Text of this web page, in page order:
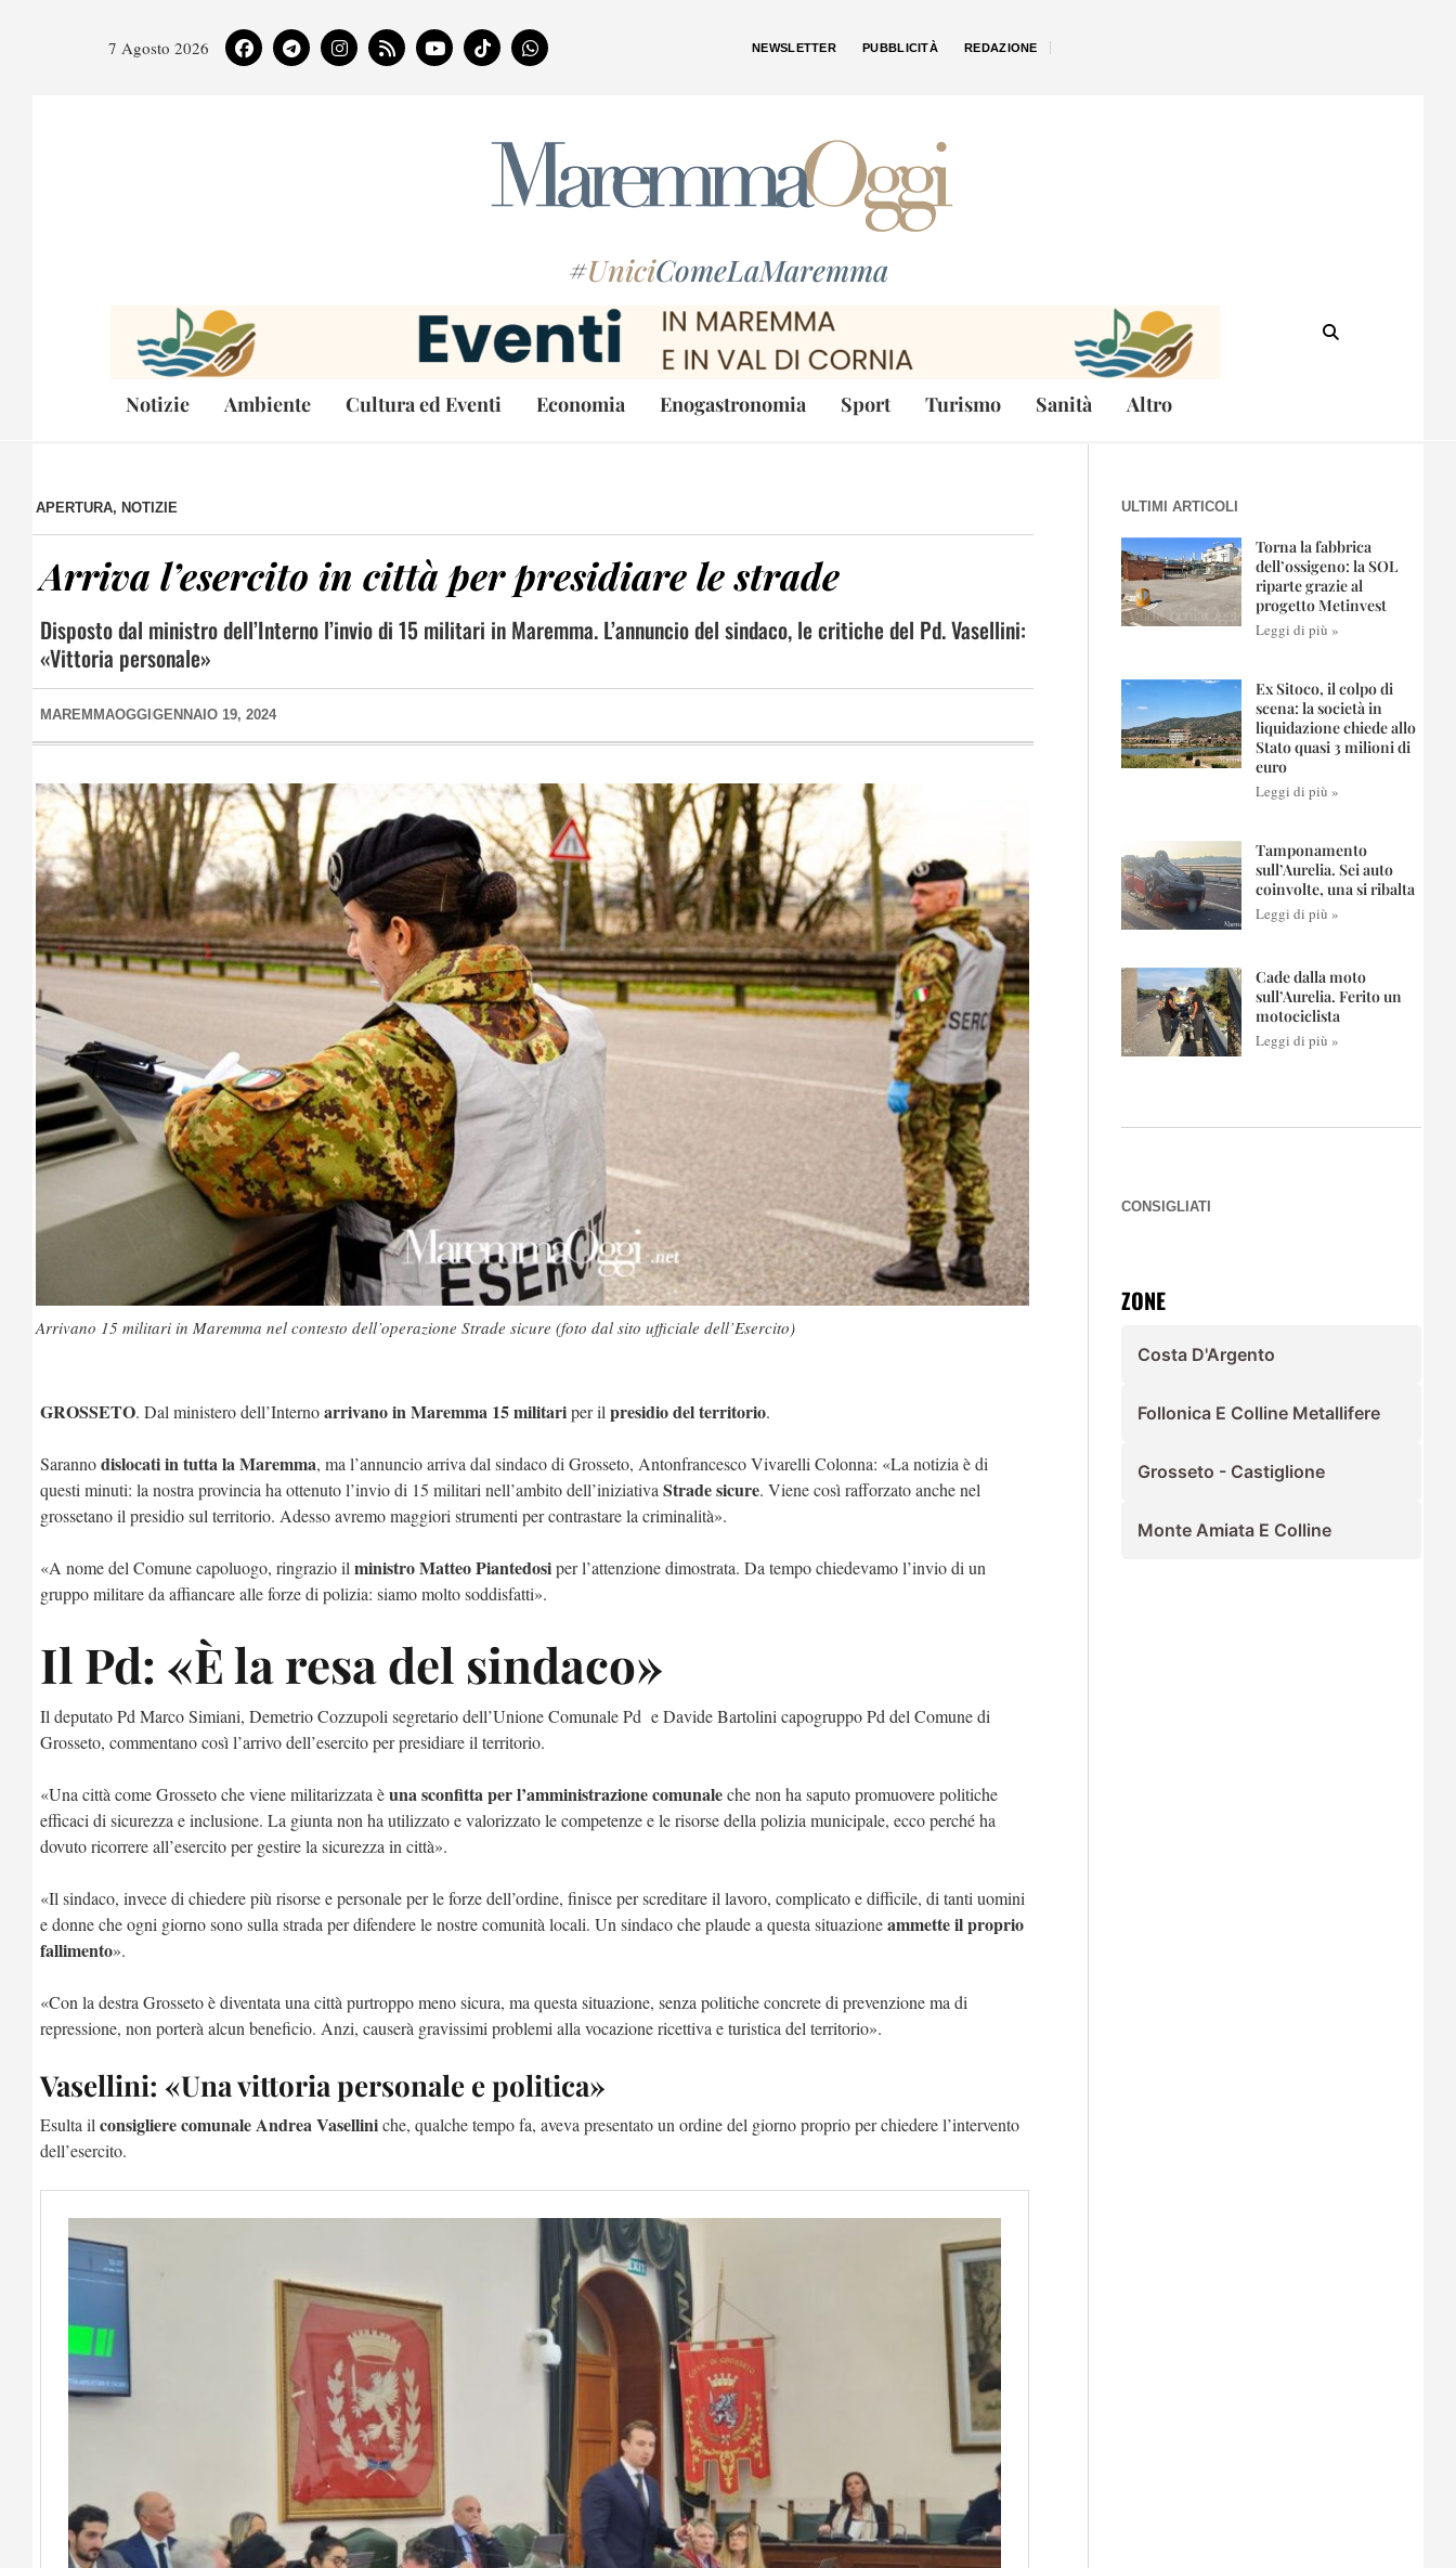
7 Agosto 2026 NEWSLETTER PUBBLICITÀ REDAZIONE
#UniciComeLaMaremma
Notizie Ambiente Cultura ed Eventi Economia Enogastronomia Sport Turismo Sanità Altro
APERTURA, NOTIZIE
Arriva l’esercito in città per presidiare le strade
Disposto dal ministro dell’Interno l’invio di 15 militari in Maremma. L’annuncio del sindaco, le critiche del Pd. Vasellini:
«Vittoria personale»
MAREMMAOGGI GENNAIO 19, 2024
Arrivano 15 militari in Maremma nel contesto dell’operazione Strade sicure (foto dal sito ufficiale dell’Esercito)
GROSSETO. Dal ministero dell’Internoarrivano in Maremma 15 militariper il presidio del territorio.
Sarannodislocati in tutta la Maremma, ma l’annuncio arriva dal sindaco di Grosseto, Antonfrancesco Vivarelli Colonna: «La notizia è di
questi minuti: la nostra provincia ha ottenuto l’invio di 15 militari nell’ambito dell’iniziativa Strade sicure. Viene così rafforzato anche nel
grossetano il presidio sul territorio. Adesso avremo maggiori strumenti per contrastare la criminalità».
«A nome del Comune capoluogo, ringrazio il ministro Matteo Piantedosiper l’attenzione dimostrata. Da tempo chiedevamo l’invio di un
gruppo militare da affiancare alle forze di polizia: siamo molto soddisfatti».
Il Pd: «È la resa del sindaco»
Il deputato Pd Marco Simiani, Demetrio Cozzupoli segretario dell’Unione Comunale Pd e Davide Bartolini capogruppo Pd del Comune di
Grosseto, commentano così l’arrivo dell’esercito per presidiare il territorio.
«Una città come Grosseto che viene militarizzata èuna sconfitta per l’amministrazione comunaleche non ha saputo promuovere politiche
efficaci di sicurezza e inclusione. La giunta non ha utilizzato e valorizzato le competenze e le risorse della polizia municipale, ecco perché ha
dovuto ricorrere all’esercito per gestire la sicurezza in città».
«Il sindaco, invece di chiedere più risorse e personale per le forze dell’ordine, finisce per screditare il lavoro, complicato e difficile, di tanti uomini
e donne che ogni giorno sono sulla strada per difendere le nostre comunità locali. Un sindaco che plaude a questa situazioneammette il proprio
fallimento».
«Con la destra Grosseto è diventata una città purtroppo meno sicura, ma questa situazione, senza politiche concrete di prevenzione ma di
repressione, non porterà alcun beneficio. Anzi, causerà gravissimi problemi alla vocazione ricettiva e turistica del territorio».
Vasellini: «Una vittoria personale e politica»
Esulta il consigliere comunale Andrea Vaselliniche, qualche tempo fa, aveva presentato un ordine del giorno proprio per chiedere l’intervento
dell’esercito.
ULTIMI ARTICOLI
Torna la fabbrica
dell’ossigeno: la SOL
riparte grazie al
progetto Metinvest
Leggi di più »
Ex Sitoco, il colpo di
scena: la società in
liquidazione chiede allo
Stato quasi 3 milioni di
euro
Leggi di più »
Tamponamento
sull’Aurelia. Sei auto
coinvolte, una si ribalta
Leggi di più »
Cade dalla moto
sull’Aurelia. Ferito un
motociclista
Leggi di più »
CONSIGLIATI
ZONE
Costa D'Argento
Follonica E Colline Metallifere
Grosseto - Castiglione
Monte Amiata E Colline